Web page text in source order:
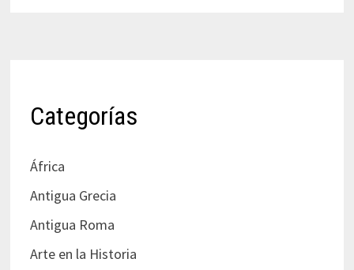
Categorías
África
Antigua Grecia
Antigua Roma
Arte en la Historia